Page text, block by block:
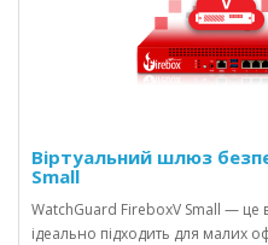
Віртуальний шлюз
Small
WatchGuard FireboxV Small — це
ідеально підходить для малих